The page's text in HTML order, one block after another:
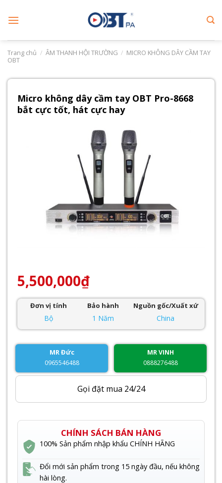
Trang chủ / ÂM THANH HỘI TRƯỜNG / MICRO KHÔNG DÂY CẦM TAY
OBT
Micro không dây cầm tay OBT Pro-8668
bắt cực tốt, hát cực hay
5,500,000₫
Đơn vị tính
Bộ
Bảo hành
1 Năm
Nguồn gốc/Xuất xứ
China
MR Đức
0965546488
MR VINH
0888276488
Gọi đặt mua 24/24
CHÍNH SÁCH BÁN HÀNG
100% Sản phẩm nhập khẩu CHÍNH HÃNG
Đổi mới sản phẩm trong 15 ngày đầu, nếu không
hài lòng.